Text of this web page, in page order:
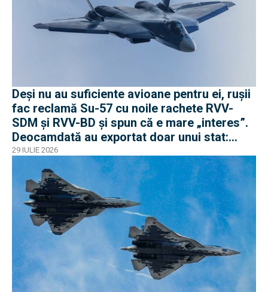
Deși nu au suficiente avioane pentru ei, rușii
fac reclamă Su-57 cu noile rachete RVV-
SDM și RVV-BD și spun că e mare „interes”.
Deocamdată au exportat doar unui stat:
Algeria
29 IULIE 2026